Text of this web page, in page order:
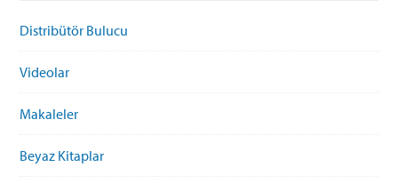
Distribütör Bulucu
Videolar
Makaleler
Beyaz Kitaplar